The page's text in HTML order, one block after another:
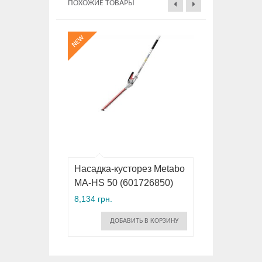
ПОХОЖИЕ ТОВАРЫ
Насадка-кусторез Metabo
MA-HS 50 (601726850)
8,134 грн.
ДОБАВИТЬ В КОРЗИНУ